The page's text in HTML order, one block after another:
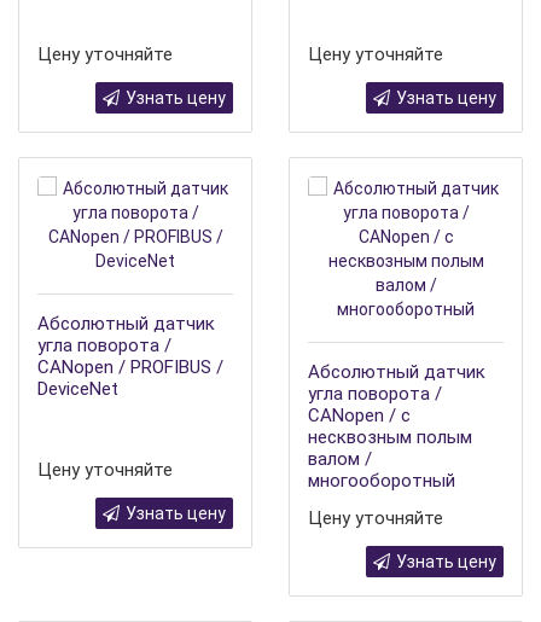
Цену уточняйте
Узнать цену
Цену уточняйте
Узнать цену
Абсолютный датчик
угла поворота /
CANopen / PROFIBUS /
DeviceNet
Цену уточняйте
Узнать цену
Абсолютный датчик
угла поворота /
CANopen / с
несквозным полым
валом /
многооборотный
Цену уточняйте
Узнать цену